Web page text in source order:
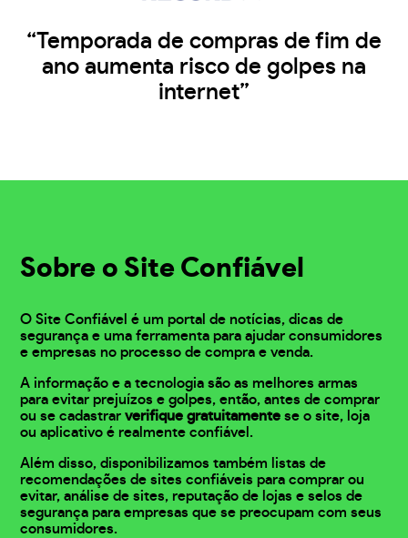
“Temporada de compras de fim de
ano aumenta risco de golpes na
internet”
Sobre o Site Confiável
O Site Confiável é um portal de notícias, dicas de
segurança e uma ferramenta para ajudar consumidores
e empresas no processo de compra e venda.
A informação e a tecnologia são as melhores armas
para evitar prejuízos e golpes, então, antes de comprar
ou se cadastrarverifique gratuitamente se o site, loja
ou aplicativo é realmente confiável.
Além disso, disponibilizamos também listas de
recomendações de sites confiáveis para comprar ou
evitar, análise de sites, reputação de lojas e selos de
segurança para empresas que se preocupam com seus
consumidores.